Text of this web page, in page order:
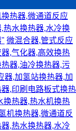
热器,微通道反应
热水换热器,水冷换
微混合器,管式反应
,气化器,高效换热
器,油冷换热器,污
器,加氢站换热器,加
,印刷电路板式换热
换热器,热水机换热
机换热器,微通道反
,热水换热器,水冷